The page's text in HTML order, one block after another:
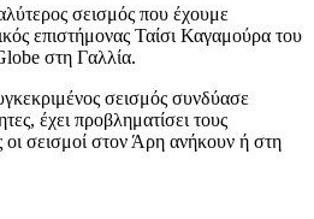
σεισμός που έχουμε
επιστήμονας Ταίσι Καγαμούρα του
στη Γαλλία.
σεισμός συνδύασε
έχει προβληματίσει τους
σεισμοί στον Άρη ανήκουν ή στη